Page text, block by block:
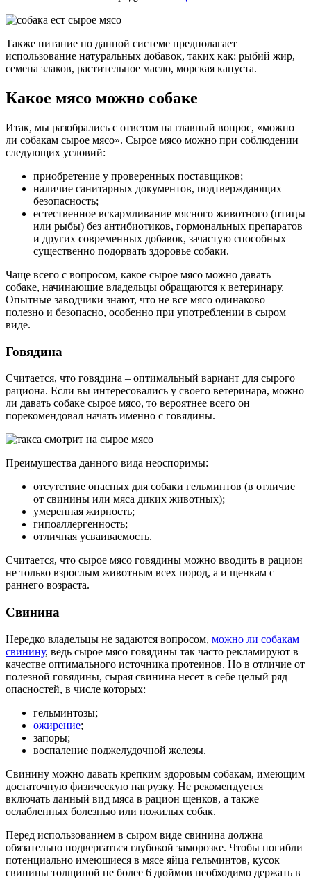
Также питание по данной системе предполагает
использование натуральных добавок, таких как: рыбий жир,
семена злаков, растительное масло, морская капуста.
Какое мясо можно собаке
Итак, мы разобрались с ответом на главный вопрос, «можно
ли собакам сырое мясо». Сырое мясо можно при соблюдении
следующих условий:
приобретение у проверенных поставщиков;
наличие санитарных документов, подтверждающих
безопасность;
естественное вскармливание мясного животного (птицы
или рыбы) без антибиотиков, гормональных препаратов
и других современных добавок, зачастую способных
существенно подорвать здоровье собаки.
Чаще всего с вопросом, какое сырое мясо можно давать
собаке, начинающие владельцы обращаются к ветеринару.
Опытные заводчики знают, что не все мясо одинаково
полезно и безопасно, особенно при употреблении в сыром
виде.
Говядина
Считается, что говядина – оптимальный вариант для сырого
рациона. Если вы интересовались у своего ветеринара, можно
ли давать собаке сырое мясо, то вероятнее всего он
порекомендовал начать именно с говядины.
Преимущества данного вида неоспоримы:
отсутствие опасных для собаки гельминтов (в отличие
от свинины или мяса диких животных);
умеренная жирность;
гипоаллергенность;
отличная усваиваемость.
Считается, что сырое мясо говядины можно вводить в рацион
не только взрослым животным всех пород, а и щенкам с
раннего возраста.
Свинина
Нередко владельцы не задаются вопросом, можно ли собакам
свинину, ведь сырое мясо говядины так часто рекламируют в
качестве оптимального источника протеинов. Но в отличие от
полезной говядины, сырая свинина несет в себе целый ряд
опасностей, в числе которых:
гельминтозы;
ожирение;
запоры;
воспаление поджелудочной железы.
Свинину можно давать крепким здоровым собакам, имеющим
достаточную физическую нагрузку. Не рекомендуется
включать данный вид мяса в рацион щенков, а также
ослабленных болезнью или пожилых собак.
Перед использованием в сыром виде свинина должна
обязательно подвергаться глубокой заморозке. Чтобы погибли
потенциально имеющиеся в мясе яйца гельминтов, кусок
свинины толщиной не более 6 дюймов необходимо держать в